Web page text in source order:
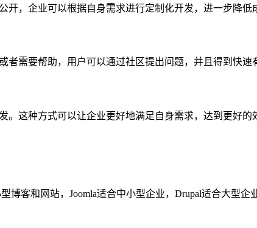
开，企业可以根据自身需求进行定制化开发，进一步降低
需要帮助，用户可以通过社区提出问题，并且得到快速
。这种方式可以让企业更好地满足自身需求，达到更好的
博客和网站，Joomla适合中小型企业，Drupal适合大型